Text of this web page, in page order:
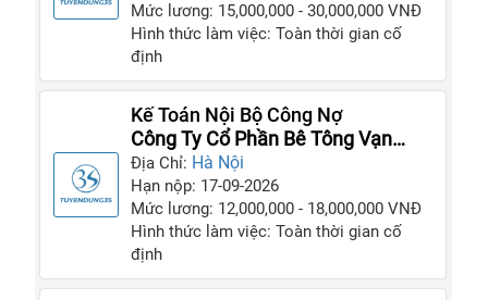
Mức lương: 15,000,000 - 30,000,000 VNĐ
Hình thức làm việc: Toàn thời gian cố
định
Kế Toán Nội Bộ Công Nợ
Công Ty Cổ Phần Bê Tông Vạn
Phúc
Địa Chỉ: Hà Nội
Hạn nộp: 17-09-2026
Mức lương: 12,000,000 - 18,000,000 VNĐ
Hình thức làm việc: Toàn thời gian cố
định